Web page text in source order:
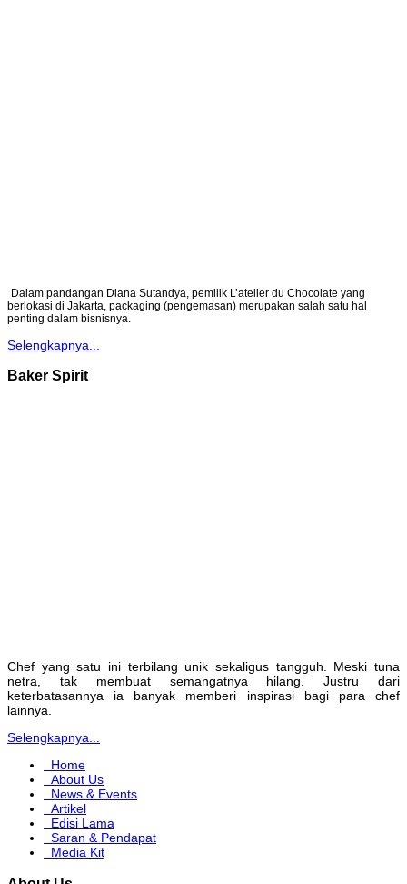
Dalam pandangan Diana Sutandya, pemilik L’atelier du Chocolate yang
berlokasi di Jakarta, packaging (pengemasan) merupakan salah satu hal
penting dalam bisnisnya.
Selengkapnya...
Baker Spirit
Chef yang satu ini terbilang unik sekaligus tangguh. Meski tuna
netra, tak membuat semangatnya hilang. Justru dari
keterbatasannya ia banyak memberi inspirasi bagi para chef
lainnya.
Selengkapnya...
Home
About Us
News & Events
Artikel
Edisi Lama
Saran & Pendapat
Media Kit